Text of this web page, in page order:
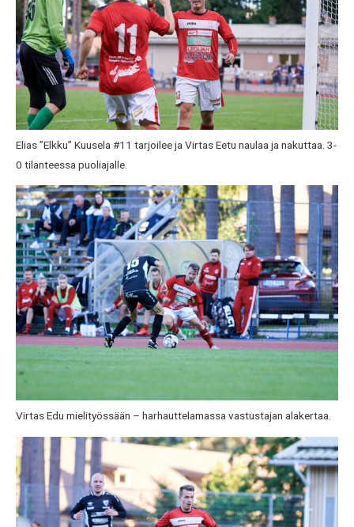
Elias ”Elkku” Kuusela #11 tarjoilee ja Virtas Eetu naulaa ja nakuttaa. 3-
0 tilanteessa puoliajalle.
Virtas Edu mielityössään – harhauttelamassa vastustajan alakertaa.